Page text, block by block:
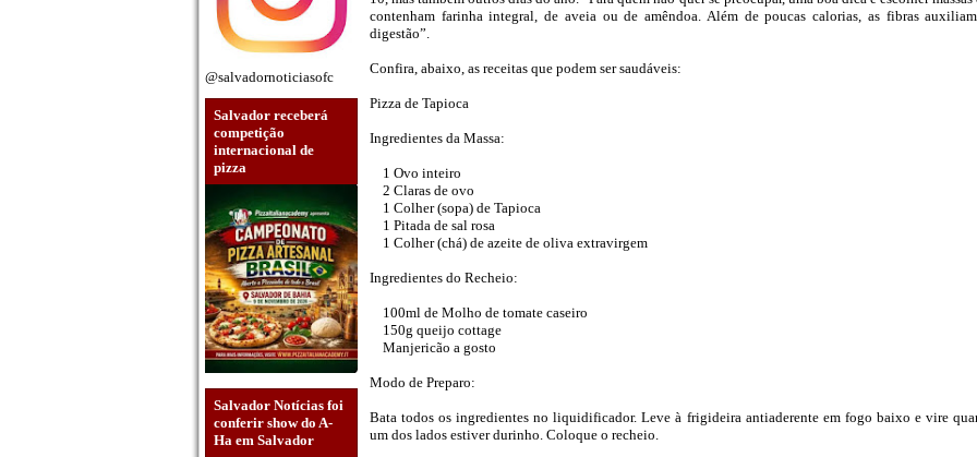
@salvadornoticiasofc
Salvador receberá
competição
internacional de
pizza
Salvador Notícias foi
conferir show do A-
Ha em Salvador
contenham farinha integral, de aveia ou de amêndoa. Além de poucas calorias, as fibras
digestão”.
Confira, abaixo, as receitas que podem ser saudáveis:
Pizza de Tapioca
Ingredientes da Massa:
1 Ovo inteiro
2 Claras de ovo
1 Colher (sopa) de Tapioca
1 Pitada de sal rosa
1 Colher (chá) de azeite de oliva extravirgem
Ingredientes do Recheio:
100ml de Molho de tomate caseiro
150g queijo cottage
Manjericão a gosto
Modo de Preparo:
Bata todos os ingredientes no liquidificador. Leve à frigideira antiaderente em fogo baixo e vire
um dos lados estiver durinho. Coloque o recheio.